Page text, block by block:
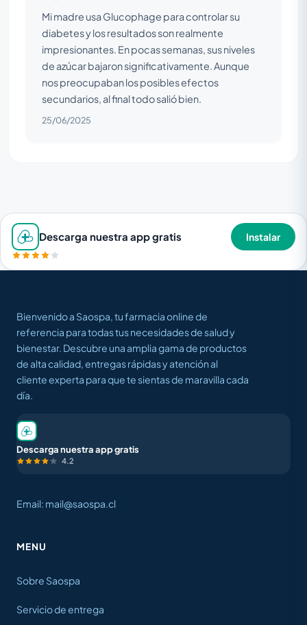
Mi madre usa Glucophage para controlar su
diabetes y los resultados son realmente
impresionantes. En pocas semanas, sus niveles
de azúcar bajaron significativamente. Aunque
nos preocupaban los posibles efectos
secundarios, al final todo salió bien.
25/06/2025
Descarga nuestra app gratis Instalar
Bienvenido a Saospa, tu farmacia online de
referencia para todas tus necesidades de salud y
bienestar. Descubre una amplia gama de productos
de alta calidad, entregas rápidas y atención al
cliente experta para que te sientas de maravilla cada
día.
Descarga nuestra app gratis
4.2
Email: mail@saospa.cl
MENU
Sobre Saospa
Servicio de entrega